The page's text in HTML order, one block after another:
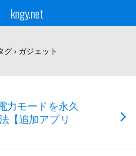
kngy.net
グ › ガジェット
電力モードを永久
【追加アプリ